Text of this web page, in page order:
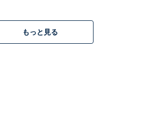
バレを踏む前になるべく早く見たほう
原作で見えていた「異形の化け物」
もっと見る